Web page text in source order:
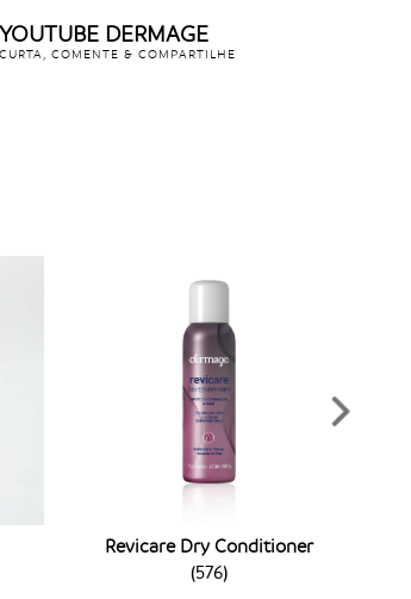
Máscaras de
que ajudam a nutrir e revitalizar a
o produto. Normalmente tidas como
ativos próprios da aloe vera, D-pantenol
São importantes para a hidratação
fios. O resultado é mais maciez e brilho.
pessoas que possuem
outros fatores externos, como estresse
fortalecendo os fios e
é fundamental investir em uma máscara de
da cor. A Máscara Revicare Prolumi,
YOUTUBE DERMAGE
CURTA, COMENTE & COMPARTILHE
Revicare Dry Conditioner
(576)